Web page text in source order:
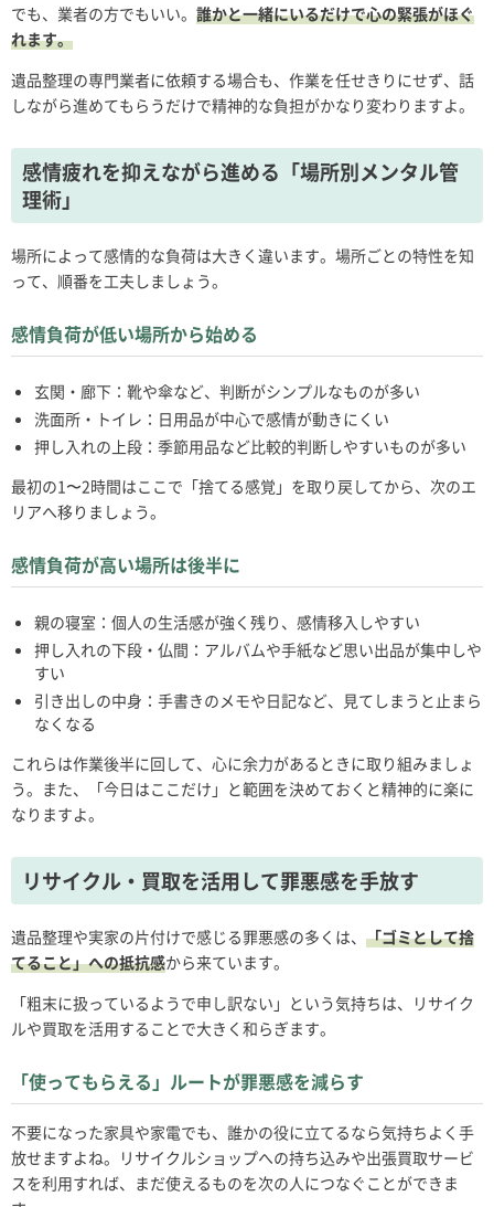
でも、業者の方でもいい。 誰かと一緒にいるだけで心の緊張がほぐ
れます。
遺品整理の専門業者に依頼する場合も、作業を任せきりにせず、話
しながら進めてもらうだけで精神的な負担がかなり変わりますよ。
感情疲れを抑えながら進める「場所別メンタル管
理術」
場所によって感情的な負荷は大きく違います。場所ごとの特性を知
って、順番を工夫しましょう。
感情負荷が低い場所から始める
玄関・廊下：靴や傘など、判断がシンプルなものが多い
洗面所・トイレ：日用品が中心で感情が動きにくい
押し入れの上段：季節用品など比較的判断しやすいものが多い
最初の1〜2時間はここで「捨てる感覚」を取り戻してから、次のエ
リアへ移りましょう。
感情負荷が高い場所は後半に
親の寝室：個人の生活感が強く残り、感情移入しやすい
押し入れの下段・仏間：アルバムや手紙など思い出品が集中しや
すい
引き出しの中身：手書きのメモや日記など、見てしまうと止まら
なくなる
これらは作業後半に回して、心に余力があるときに取り組みましょ
う。また、「今日はここだけ」と範囲を決めておくと精神的に楽に
なりますよ。
リサイクル・買取を活用して罪悪感を手放す
遺品整理や実家の片付けで感じる罪悪感の多くは、 「ゴミとして捨
てること」への抵抗感から来ています。
「粗末に扱っているようで申し訳ない」という気持ちは、リサイク
ルや買取を活用することで大きく和らぎます。
「使ってもらえる」ルートが罪悪感を減らす
不要になった家具や家電でも、誰かの役に立てるなら気持ちよく手
放せますよね。リサイクルショップへの持ち込みや出張買取サービ
スを利用すれば、まだ使えるものを次の人につなぐことができま